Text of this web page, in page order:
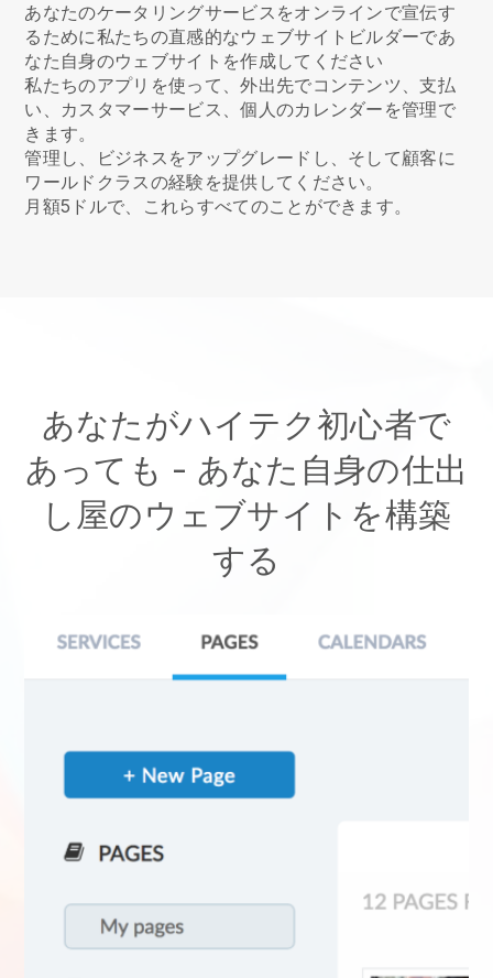
あなたのケータリングサービスをオンラインで宣伝す
るために私たちの直感的なウェブサイトビルダーであ
なた自身のウェブサイトを作成してください
私たちのアプリを使って、外出先でコンテンツ、支払
い、カスタマーサービス、個人のカレンダーを管理で
きます。
管理し、ビジネスをアップグレードし、そして顧客に
ワールドクラスの経験を提供してください。
月額5ドルで、これらすべてのことができます。
あなたがハイテク初心者で
あっても - あなた自身の仕出
し屋のウェブサイトを構築
する